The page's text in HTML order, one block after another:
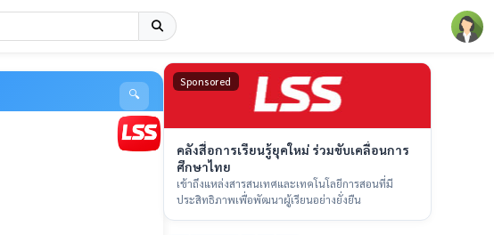
🔍
Sponsored
คลังสื่อการเรียนรู้ยุคใหม่ ร่วมขับเคลื่อนการ
ศึกษาไทย
เข้าถึงแหล่งสารสนเทศและเทคโนโลยีการสอนที่มี
ประสิทธิภาพเพื่อพัฒนาผู้เรียนอย่างยั่งยืน